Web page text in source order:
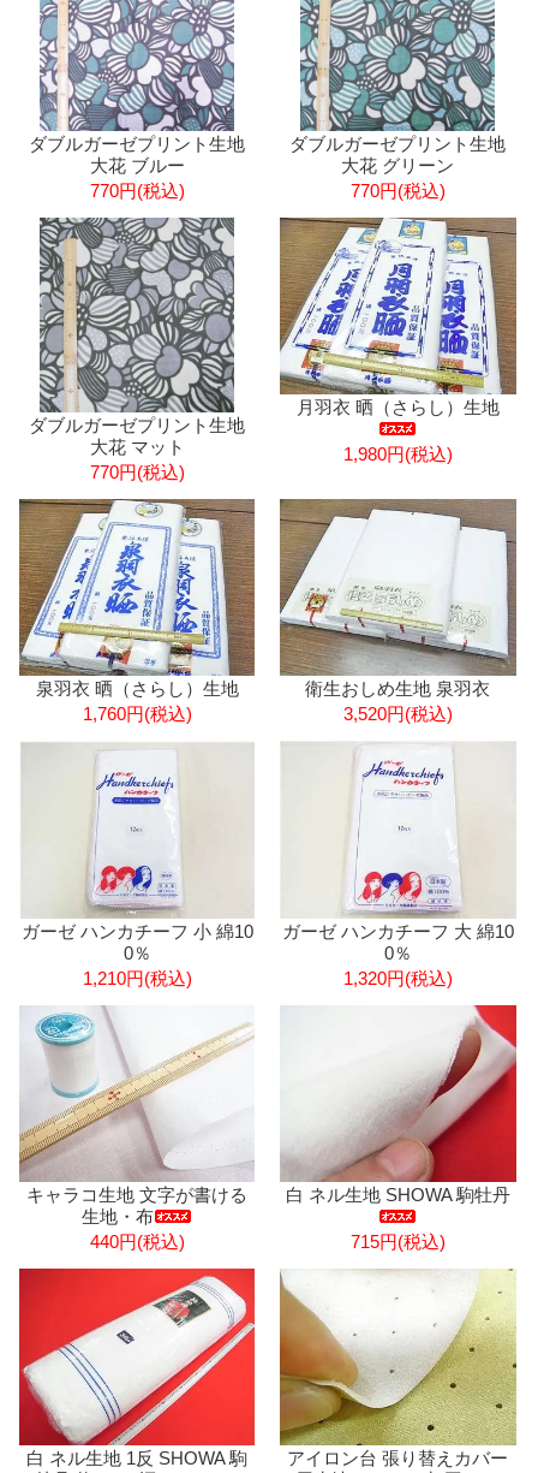
ダブルガーゼプリント生地
大花 ブルー
770円(税込)
ダブルガーゼプリント生地
大花 グリーン
770円(税込)
ダブルガーゼプリント生地
大花 マット
770円(税込)
月羽衣 晒（さらし）生地
1,980円(税込)
泉羽衣 晒（さらし）生地
1,760円(税込)
衛生おしめ生地 泉羽衣
3,520円(税込)
ガーゼ ハンカチーフ 小 綿10
0％
1,210円(税込)
ガーゼ ハンカチーフ 大 綿10
0％
1,320円(税込)
キャラコ生地 文字が書ける
生地・布
440円(税込)
白 ネル生地 SHOWA 駒牡丹
715円(税込)
白 ネル生地 1反 SHOWA 駒
アイロン台 張り替えカバー